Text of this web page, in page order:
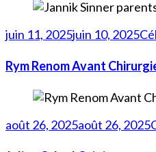
juin 11, 2025juin 10, 2025
Rym Renom Avant
août 26, 2025août 26, 2025